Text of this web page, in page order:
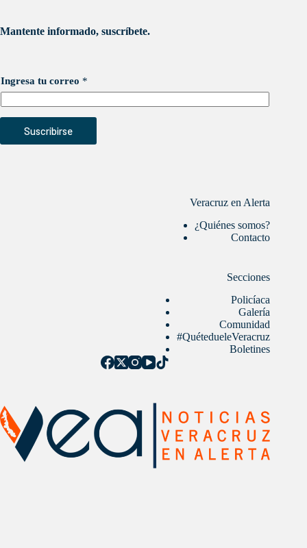
Mantente informado, suscríbete.
Ingresa tu correo *
Suscribirse
Veracruz en Alerta
¿Quiénes somos?
Contacto
Secciones
Policíaca
Galería
Comunidad
#QuétedueleVeracruz
Boletines